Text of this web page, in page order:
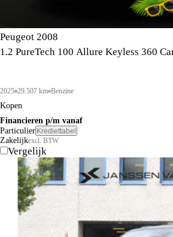
Peugeot 2008
1.2 PureTech 100 Allure Keyless 360
2025 29.507 km Benzine
Kopen
Financieren p/m vanaf
Particulier Krediettabel
Zakelijkexcl. BTW
Vergelijk